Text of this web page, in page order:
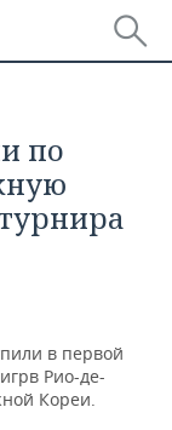
по
в первой
Рио-де-
Кореи.